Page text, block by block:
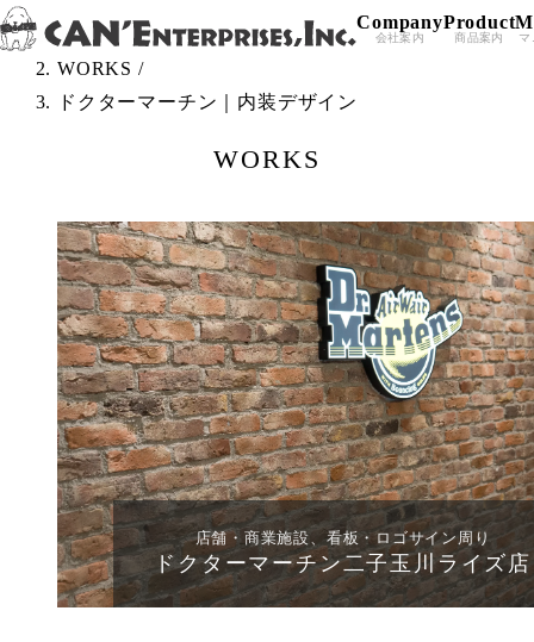
Skip to content
Company
会社案内
Product
商品案内 マ
TOP /
WORKS /
ドクターマーチン｜内装デザイン
WORKS
店舗・商業施設、看板・ロゴサイン周り
ドクターマーチン二子玉川ライズ店